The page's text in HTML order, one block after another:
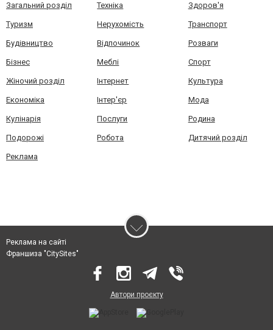
Загальний розділ Техніка Здоров'я
Туризм Нерухомість Транспорт
Будівництво Відпочинок Розваги
Бізнес Меблі Спорт
Жіночий розділ Інтернет Культура
Економіка Інтер'єр Мода
Кулінарія Послуги Родина
Подорожі Робота Дитячий розділ
Реклама
Реклама на сайті
Франшиза "CitySites"
Автори проєкту